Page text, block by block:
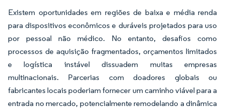
Existem oportunidades em regiões de baixa e média renda
para dispositivos econômicos e duráveis projetados para uso
por pessoal não médico. No entanto, desafios como
processos de aquisição fragmentados, orçamentos limitados
e logística instável dissuadem muitas empresas
multinacionais. Parcerias com doadores globais ou
fabricantes locais poderiam fornecer um caminho viável para a
entrada no mercado, potencialmente remodelando a dinâmica